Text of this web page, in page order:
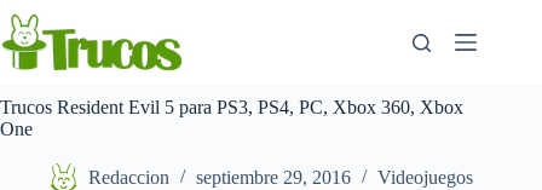
Saltar
al
contenido
Trucos Resident Evil 5 para PS3, PS4, PC, Xbox 360, Xbox
One
Redaccion septiembre 29, 2016 Videojuegos